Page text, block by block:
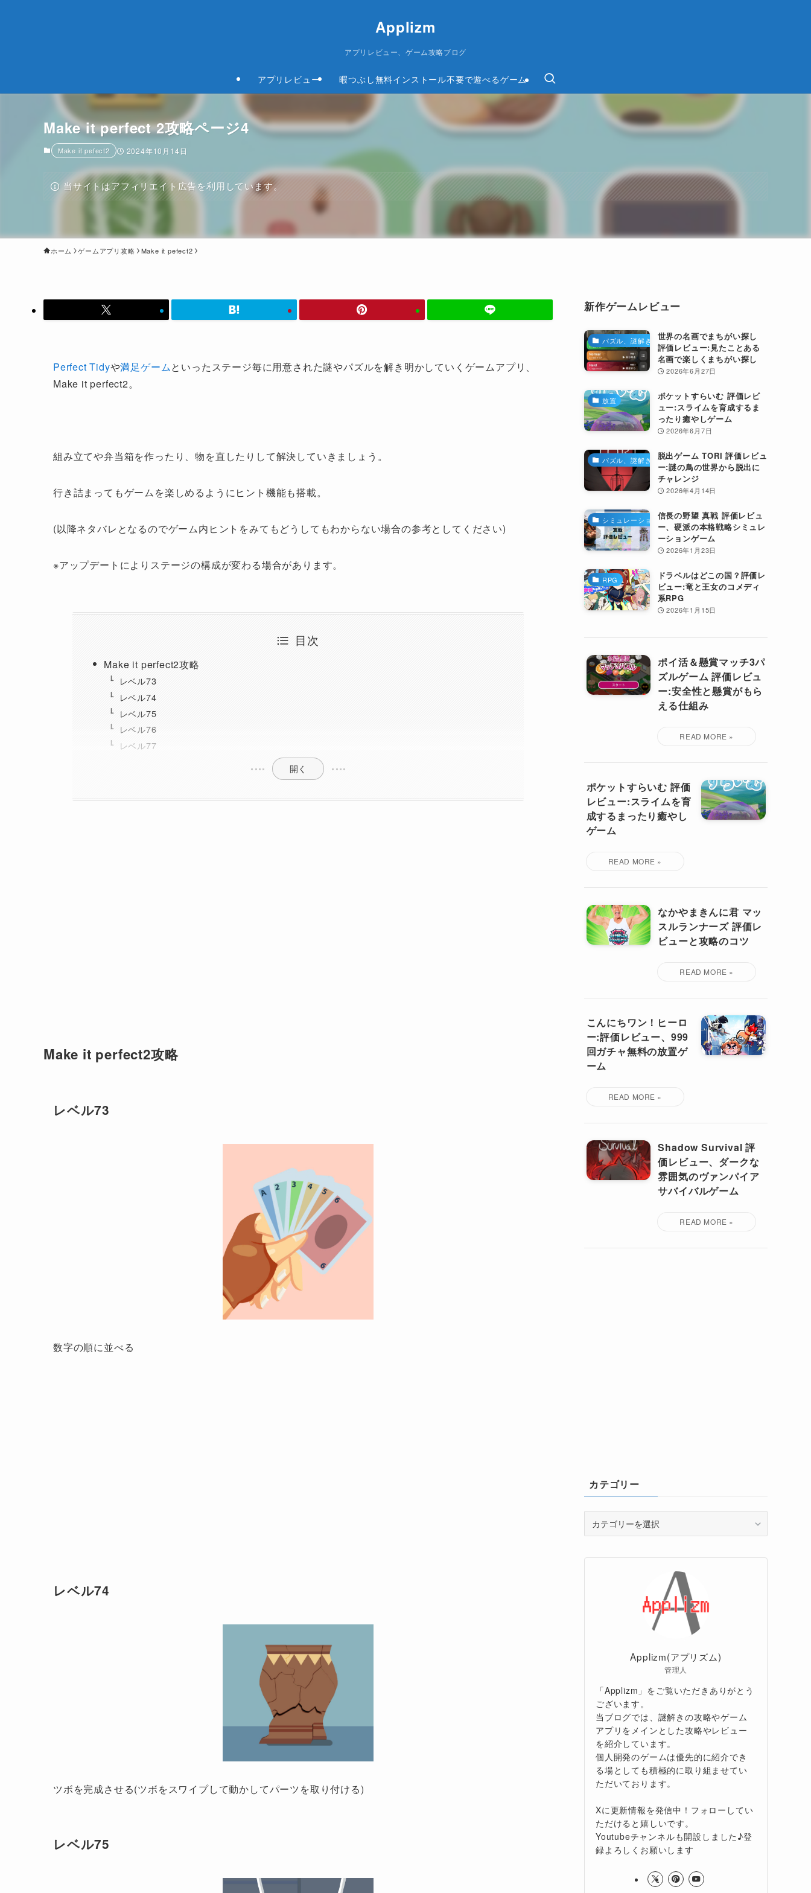
Applizm
アプリレビュー、ゲーム攻略ブログ
アプリレビュー 暇つぶし無料インストール不要で遊べるゲーム
Make it perfect 2攻略ページ4
Make it pefect2 2024年10月14日
当サイトはアフィリエイト広告を利用しています。
ホーム ゲームアプリ攻略 Make it pefect2
Perfect Tidyや満足ゲームといったステージ毎に用意された謎やパズルを解き明かしていくゲームアプリ、
Make it perfect2。
組み立てや弁当箱を作ったり、物を直したりして解決していきましょう。
行き詰まってもゲームを楽しめるようにヒント機能も搭載。
(以降ネタバレとなるのでゲーム内ヒントをみてもどうしてもわからない場合の参考としてください)
※アップデートによりステージの構成が変わる場合があります。
目次
Make it perfect2攻略
レベル73
レベル74
レベル75
レベル76
レベル77
開く
Make it perfect2攻略
レベル73
数字の順に並べる
レベル74
ツボを完成させる(ツボをスワイプして動かしてパーツを取り付ける)
レベル75
新作ゲームレビュー
パズル、謎解き
世界の名画でまちがい探し
評価レビュー:見たことある
名画で楽しくまちがい探し
2026年6月27日
放置
ポケットすらいむ 評価レビ
ュー:スライムを育成するま
ったり癒やしゲーム
2026年6月7日
パズル、謎解き
脱出ゲーム TORI 評価レビュ
ー:謎の鳥の世界から脱出に
チャレンジ
2026年4月14日
シミュレーション信長の野望 真戦 評価レビュ
ー、硬派の本格戦略シミュレ
ーションゲーム
2026年1月23日
RPG
ドラベルはどこの国？評価レ
ビュー:竜と王女のコメディ
系RPG
2026年1月15日
ポイ活＆懸賞マッチ3パ
ズルゲーム 評価レビュ
ー:安全性と懸賞がもら
える仕組み
ポケットすらいむ 評価
レビュー:スライムを育
成するまったり癒やし
ゲーム
なかやまきんに君 マッ
スルランナーズ 評価レ
ビューと攻略のコツ
こんにちワン！ヒーロ
ー:評価レビュー、999
回ガチャ無料の放置ゲ
ーム
Shadow Survival 評
価レビュー、ダークな
雰囲気のヴァンパイア
サバイバルゲーム
カテゴリー
リ
Applizm(アプリズム)
管理人
「Applizm」をご覧いただきありがとう
ございます。
当ブログでは、謎解きの攻略やゲーム
アプリをメインとした攻略やレビュー
を紹介しています。
個人開発のゲームは優先的に紹介でき
る場としても積極的に取り組ませてい
ただいております。
Xに更新情報を発信中！フォローしてい
ただけると嬉しいです。
Youtubeチャンネルも開設しました♪登
録よろしくお願いします